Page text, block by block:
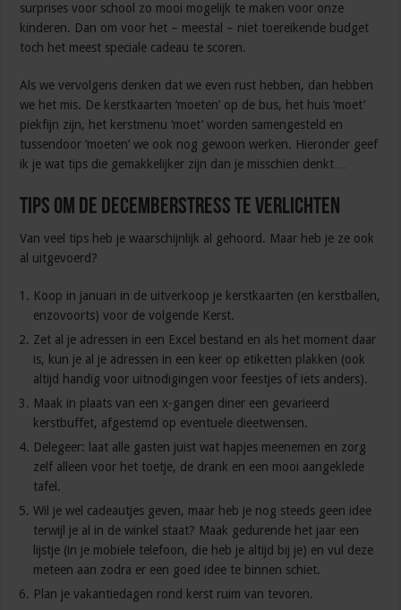
surprises voor school zo mooi mogelijk te maken voor onze
kinderen. Dan om voor het – meestal – niet toereikende budget
toch het meest speciale cadeau te scoren.
Als we vervolgens denken dat we even rust hebben, dan hebben
we het mis. De kerstkaarten ‘moeten’ op de bus, het huis ‘moet’
piekfijn zijn, het kerstmenu ‘moet’ worden samengesteld en
tussendoor ‘moeten’ we ook nog gewoon werken. Hieronder geef
ik je wat tips die gemakkelijker zijn dan je misschien denkt…
Tips om de decemberstress te verlichten
Van veel tips heb je waarschijnlijk al gehoord. Maar heb je ze ook
al uitgevoerd?
Koop in januari in de uitverkoop je kerstkaarten (en kerstballen,
enzovoorts) voor de volgende Kerst.
Zet al je adressen in een Excel bestand en als het moment daar
is, kun je al je adressen in een keer op etiketten plakken (ook
altijd handig voor uitnodigingen voor feestjes of iets anders).
Maak in plaats van een x-gangen diner een gevarieerd
kerstbuffet, afgestemd op eventuele dieetwensen.
Delegeer: laat alle gasten juist wat hapjes meenemen en zorg
zelf alleen voor het toetje, de drank en een mooi aangeklede
tafel.
Wil je wel cadeautjes geven, maar heb je nog steeds geen idee
terwijl je al in de winkel staat? Maak gedurende het jaar een
lijstje (in je mobiele telefoon, die heb je altijd bij je) en vul deze
meteen aan zodra er een goed idee te binnen schiet.
Plan je vakantiedagen rond kerst ruim van tevoren.